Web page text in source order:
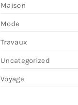
Maison
Mode
Travaux
Uncategorized
Voyage